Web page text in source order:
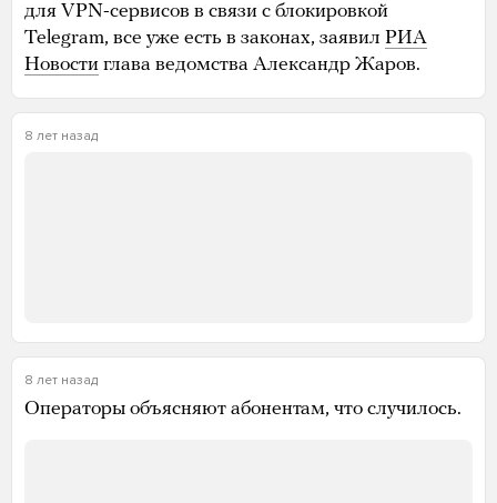
для VPN-сервисов в связи с блокировкой
Telegram, все уже есть в законах, заявил РИА
Новости глава ведомства Александр Жаров.
8 лет назад
8 лет назад
Операторы объясняют абонентам, что случилось.